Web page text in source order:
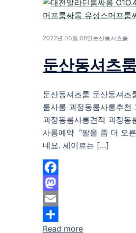
2022년 03월 08일 둔산동셔츠룸
둔산동셔츠룸
둔산동셔츠룸 둔산동셔
룸사롱 괴정동룸사롱추천
괴정동룸사롱견적 괴정동
사롱예약 “팔을 좀 더 오
네요. 세이르는 […]
Facebook
Mastodon
Email
Share
Read more